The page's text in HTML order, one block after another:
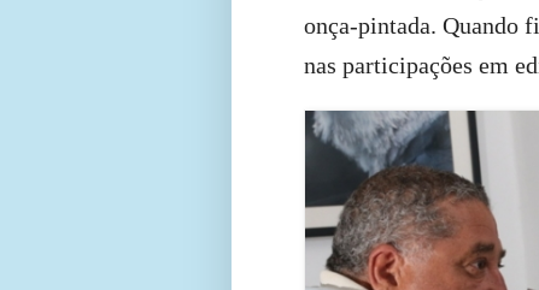
onça-pintada. Quando
nas participações em